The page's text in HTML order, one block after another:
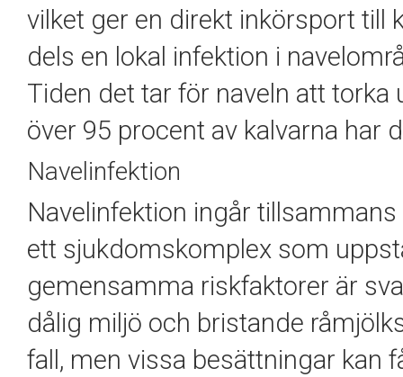
vilket ger en direkt inkörsport till
dels en lokal infektion i
Tiden det tar för naveln att
över 95 procent av kalvarna har
Navelinfektion
Navelinfektion ingår
ett sjukdomskomplex som
gemensamma riskfaktorer är
dålig miljö och bristande
fall, men vissa besättningar kan